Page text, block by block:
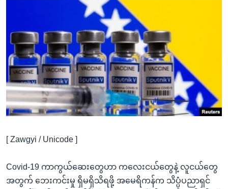
ကြည့်
ပင်မ
ညွန်း
စာမျက်နှာ
သို့
ကြည့်
အစ္စရေး-ပါလက်စတိုင်း
အင်္ဂလိပ်စာလေ့လာမယ်
မကြေးမုံရဲ့ အင်္ဂလိပ်စာ
ရုပ်ရှင်ထဲက အင်္ဂလိပ်စာ
သုတပဒေသာ အင်္ဂလိပ်စာ
ရေဒီယို
တီဗွီ
ရေဒီယိုနှင့်ရုပ်သံ အချက်အလက်များ
ရေဒီယို/တီဗွီအစီအစဉ်
Learning English
ဗွီအိုအေ လူမှုကွန်ယက်များ
ဘာသာစကားများ
[ Zawgyi / Unicode ]
Covid-19 ကာကွယ်ဆေးတွေဟာ ကလေးငယ်တွေနဲ့ လူငယ်တွေ
အတွက် ဘေးကင်းမှု ရှိမရှိသိရဖို့ အမေရိကန်က သိပ္ပံပညာရှင်